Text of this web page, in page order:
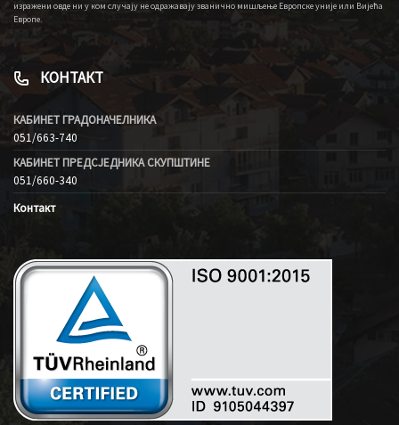
изражени овде ни у ком случају не одражавају званично мишљење Европске уније или Вијећа
Европе.
КОНТАКТ
КАБИНЕТ ГРАДОНАЧЕЛНИКА
051/663-740
КАБИНЕТ ПРЕДСЈЕДНИКА СКУПШТИНЕ
051/660-340
Контакт